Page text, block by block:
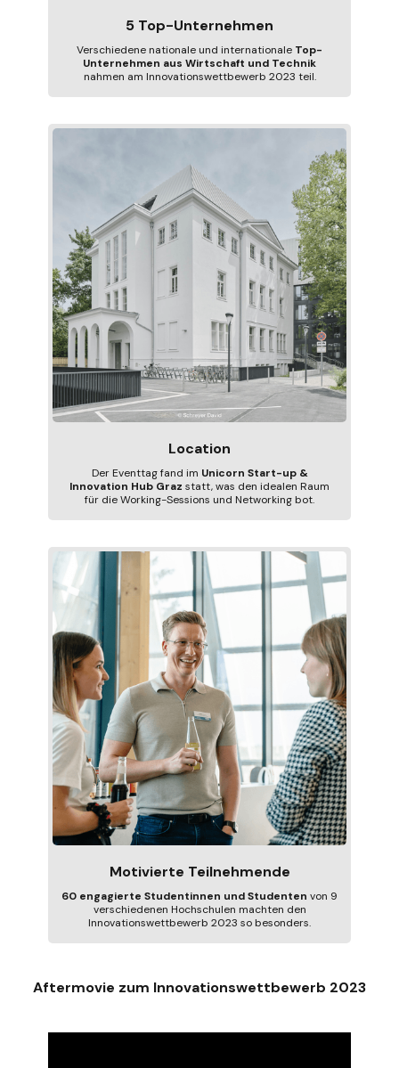
5 Top-Unternehmen
Verschiedene nationale und internationale Top-
Unternehmen aus Wirtschaft und Technik
nahmen am Innovationswettbewerb 2023 teil.
Location
Der Eventtag fand im Unicorn Start-up &
Innovation Hub Graz statt, was den idealen Raum
für die Working-Sessions und Networking bot.
Motivierte Teilnehmende
60 engagierte Studentinnen und Studenten von 9
verschiedenen Hochschulen machten den
Innovationswettbewerb 2023 so besonders.
Aftermovie zum Innovationswettbewerb 2023